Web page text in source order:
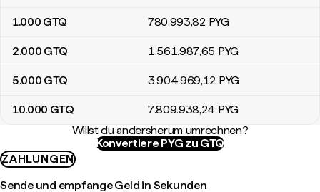
1.000 GTQ 780.993,82 PYG
2.000 GTQ 1.561.987,65 PYG
5.000 GTQ 3.904.969,12 PYG
10.000 GTQ 7.809.938,24 PYG
Willst du andersherum umrechnen?
Konvertiere PYG zu GTQ
ZAHLUNGEN
Sende und empfange Geld in Sekunden